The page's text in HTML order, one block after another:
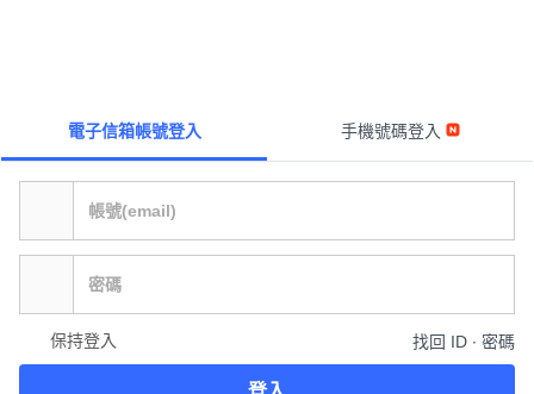
電子信箱帳號登入 手機號碼登入
保持登入 找回 ID ∙ 密碼